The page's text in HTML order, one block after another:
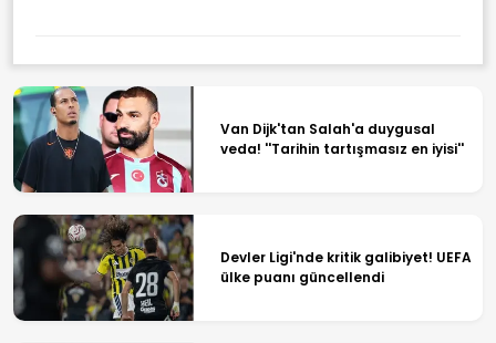
Van Dijk'tan Salah'a duygusal
veda! ''Tarihin tartışmasız en iyisi''
Devler Ligi'nde kritik galibiyet! UEFA
ülke puanı güncellendi